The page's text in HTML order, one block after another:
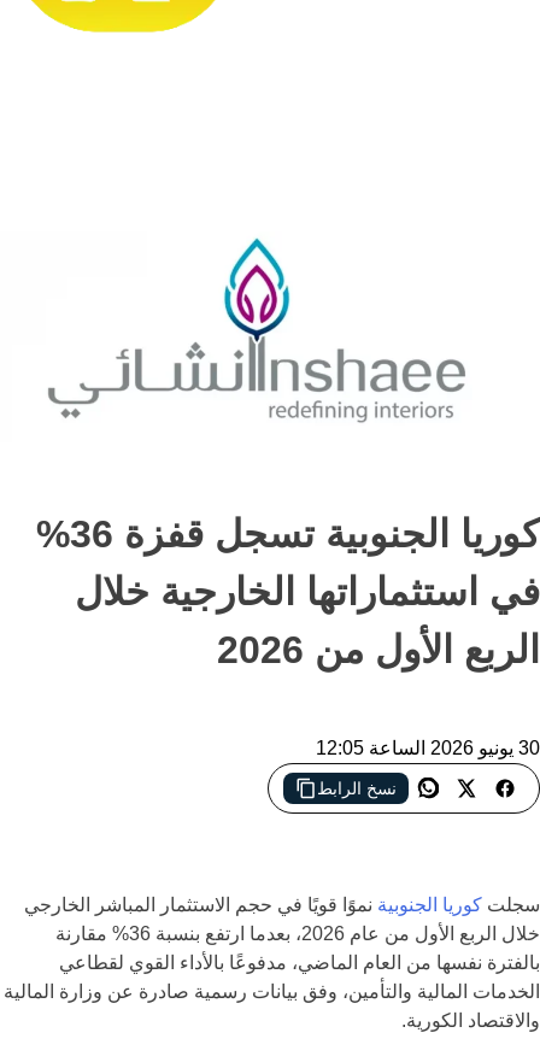
كوريا الجنوبية تسجل قفزة 36%
في استثماراتها الخارجية خلال
الربع الأول من 2026
30 يونيو 2026 الساعة 12:05
نسخ الرابط
سجلت كوريا الجنوبية نموًا قويًا في حجم الاستثمار المباشر الخارجي
خلال الربع الأول من عام 2026، بعدما ارتفع بنسبة 36% مقارنة
بالفترة نفسها من العام الماضي، مدفوعًا بالأداء القوي لقطاعي
الخدمات المالية والتأمين، وفق بيانات رسمية صادرة عن وزارة المالية
والاقتصاد الكورية.